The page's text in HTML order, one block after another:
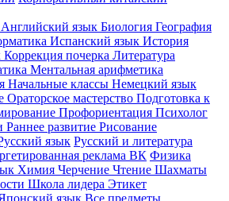
Английский язык Биология География
Испанский язык История
Коррекция почерка Литература
Ментальная арифметика
Начальные классы Немецкий язык
Ораторское мастерство Подготовка к
Профориентация Психолог
Раннее развитие Рисование
язык Русский и литература
реклама ВК Физика
Химия Черчение Чтение Шахматы
Школа лидера Этикет
язык Все предметы